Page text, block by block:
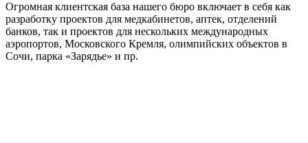
Огромная клиентская база нашего бюро включает в себя как
разработку проектов для медкабинетов, аптек, отделений
банков, так и проектов для нескольких международных
аэропортов, Московского Кремля, олимпийских объектов в
Сочи, парка «Зарядье» и пр.